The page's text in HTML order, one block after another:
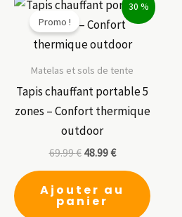
Les
sur
produit
30 %
Promo !
Matelas et sols de tente
Tapis chauffant portable 5
zones – Confort thermique
outdoor
69.99€ 48.99€
Ajouter au
panier